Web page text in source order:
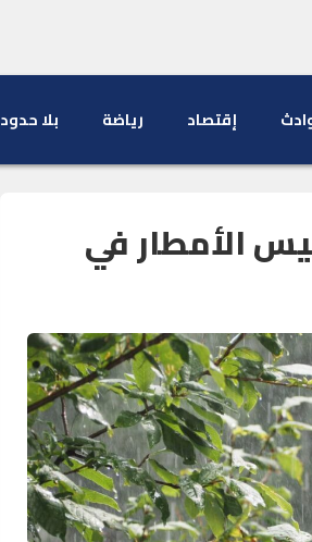
إقتصاد رياضة بلا حدود
الأمطار في